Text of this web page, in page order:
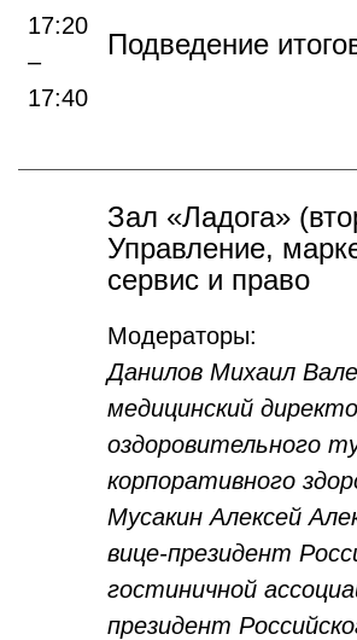
17:20
–
17:40
Подведение
Зал «Ладога»
Управление,
сервис и право
Модераторы:
Данилов Михаил
медицинский
оздоровительного
корпоративного
Мусакин Алексей
вице-президент
гостиничной
президент